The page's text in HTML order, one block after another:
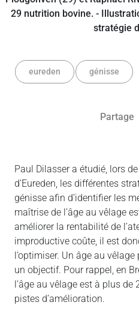
eureden génisse
Partage
Paul Dilasser a étudié, lors
d’Eureden, les différentes
génisse afin d’identifier les
maîtrise de l’âge au vêlage
améliorer la rentabilité de
improductive coûte, il est
l’optimiser. Un âge au
un objectif. Pour rappel, en
l’âge au vêlage est à plus
pistes d’amélioration.